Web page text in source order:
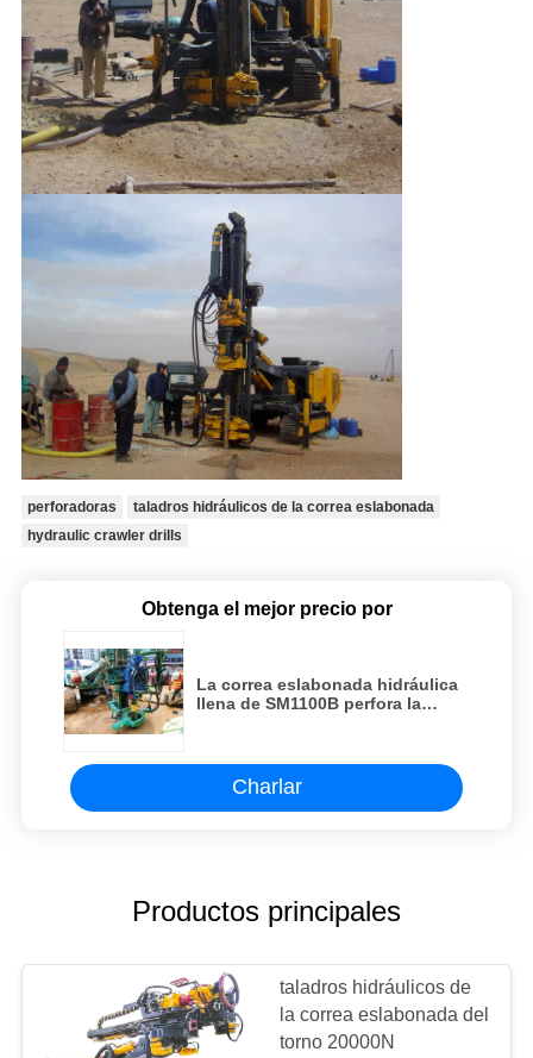
perforadoras
taladros hidráulicos de la correa eslabonada
hydraulic crawler drills
Obtenga el mejor precio por
La correa eslabonada hidráulica
llena de SM1100B perfora la
Charlar
Productos principales
taladros hidráulicos de
la correa eslabonada del
torno 20000N